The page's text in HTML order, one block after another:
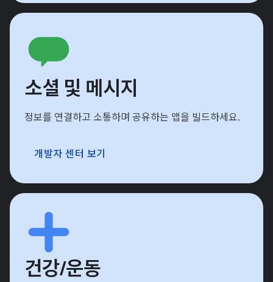
소셜 및 메시지
정보를 연결하고 소통하며 공유하는 앱을 빌드하세요.
개발자 센터 보기
건강/운동